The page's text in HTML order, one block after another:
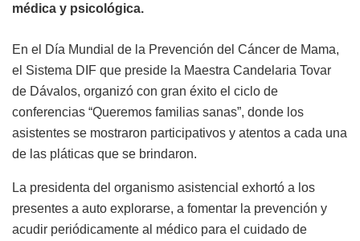
médica y psicológica.
En el Día Mundial de la Prevención del Cáncer de Mama,
el Sistema DIF que preside la Maestra Candelaria Tovar
de Dávalos, organizó con gran éxito el ciclo de
conferencias “Queremos familias sanas”, donde los
asistentes se mostraron participativos y atentos a cada una
de las pláticas que se brindaron.
La presidenta del organismo asistencial exhortó a los
presentes a auto explorarse, a fomentar la prevención y
acudir periódicamente al médico para el cuidado de